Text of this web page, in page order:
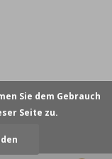
Sie dem Gebrauch
Seite zu.